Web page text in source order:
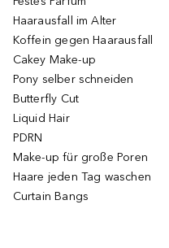
Haarausfall im Alter
Koffein gegen Haarausfall
Cakey Make-up
Pony selber schneiden
Butterfly Cut
Liquid Hair
PDRN
Make-up für große Poren
Haare jeden Tag waschen
Curtain Bangs